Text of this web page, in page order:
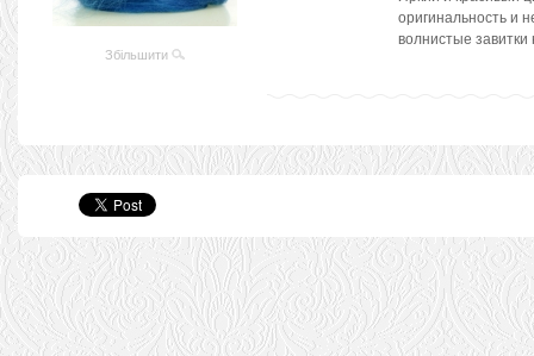
Збільшити
оригинальность и
волнистые